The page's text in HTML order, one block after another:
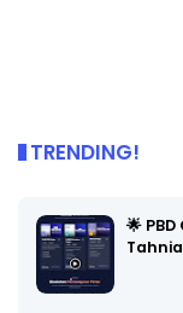
TRENDING!
🌟